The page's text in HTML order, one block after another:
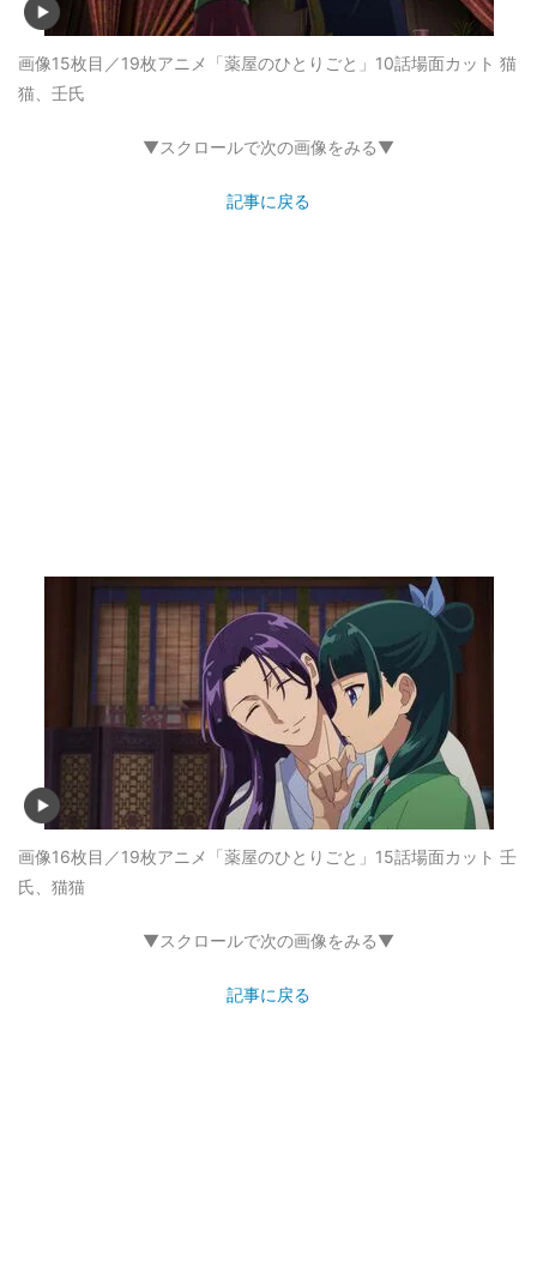
画像15枚目／19枚アニメ「薬屋のひとりごと」10話場面カット 猫
猫、壬氏
▼スクロールで次の画像をみる▼
記事に戻る
画像16枚目／19枚アニメ「薬屋のひとりごと」15話場面カット 壬
氏、猫猫
▼スクロールで次の画像をみる▼
記事に戻る